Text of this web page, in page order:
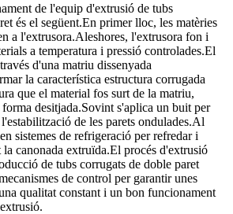
de l'equip d'extrusió de tubs
és el següent.En primer lloc, les matèries
a l'extrusora.Aleshores, l'extrusora fon i
a temperatura i pressió controlades.El
d'una matriu dissenyada
la característica estructura corrugada
que el material fos surt de la matriu,
desitjada.Sovint s'aplica un buit per
de les parets ondulades.Al
sistemes de refrigeració per refredar i
canonada extruïda.El procés d'extrusió
de tubs corrugats de doble paret
de control per garantir unes
qualitat constant i un bon funcionament